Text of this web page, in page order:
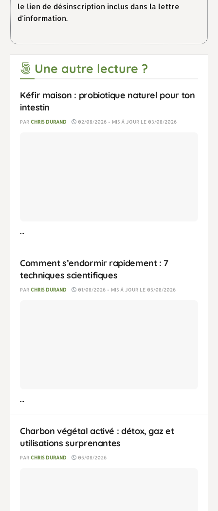
le lien de désinscription inclus dans la lettre
d'information.
Une autre lecture ?
Kéfir maison : probiotique naturel pour ton
intestin
PAR CHRIS DURAND 02/08/2026 - MIS À JOUR LE 03/08/2026
...
Comment s’endormir rapidement : 7
techniques scientifiques
PAR CHRIS DURAND 01/08/2026 - MIS À JOUR LE 05/08/2026
...
Charbon végétal activé : détox, gaz et
utilisations surprenantes
PAR CHRIS DURAND 05/08/2026